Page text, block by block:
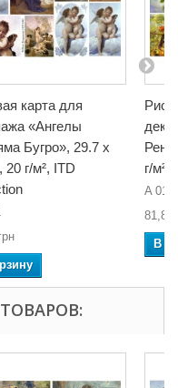
карта для
«Ангелы
Бугро», 29.7 x
20 г/м², ITD
г/м²,
A
81,88
В